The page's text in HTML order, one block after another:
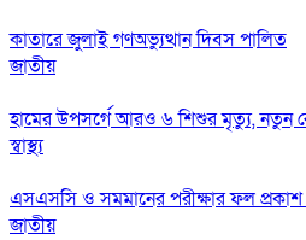
কাতারে জুলাই গণঅভ্যুত্থান দিবস পালিত
জাতীয়
হামের উপসর্গে আরও ৬ শিশুর মৃত্যু, নতুন
স্বাস্থ্য
এসএসসি ও সমমানের পরীক্ষার ফল
জাতীয়